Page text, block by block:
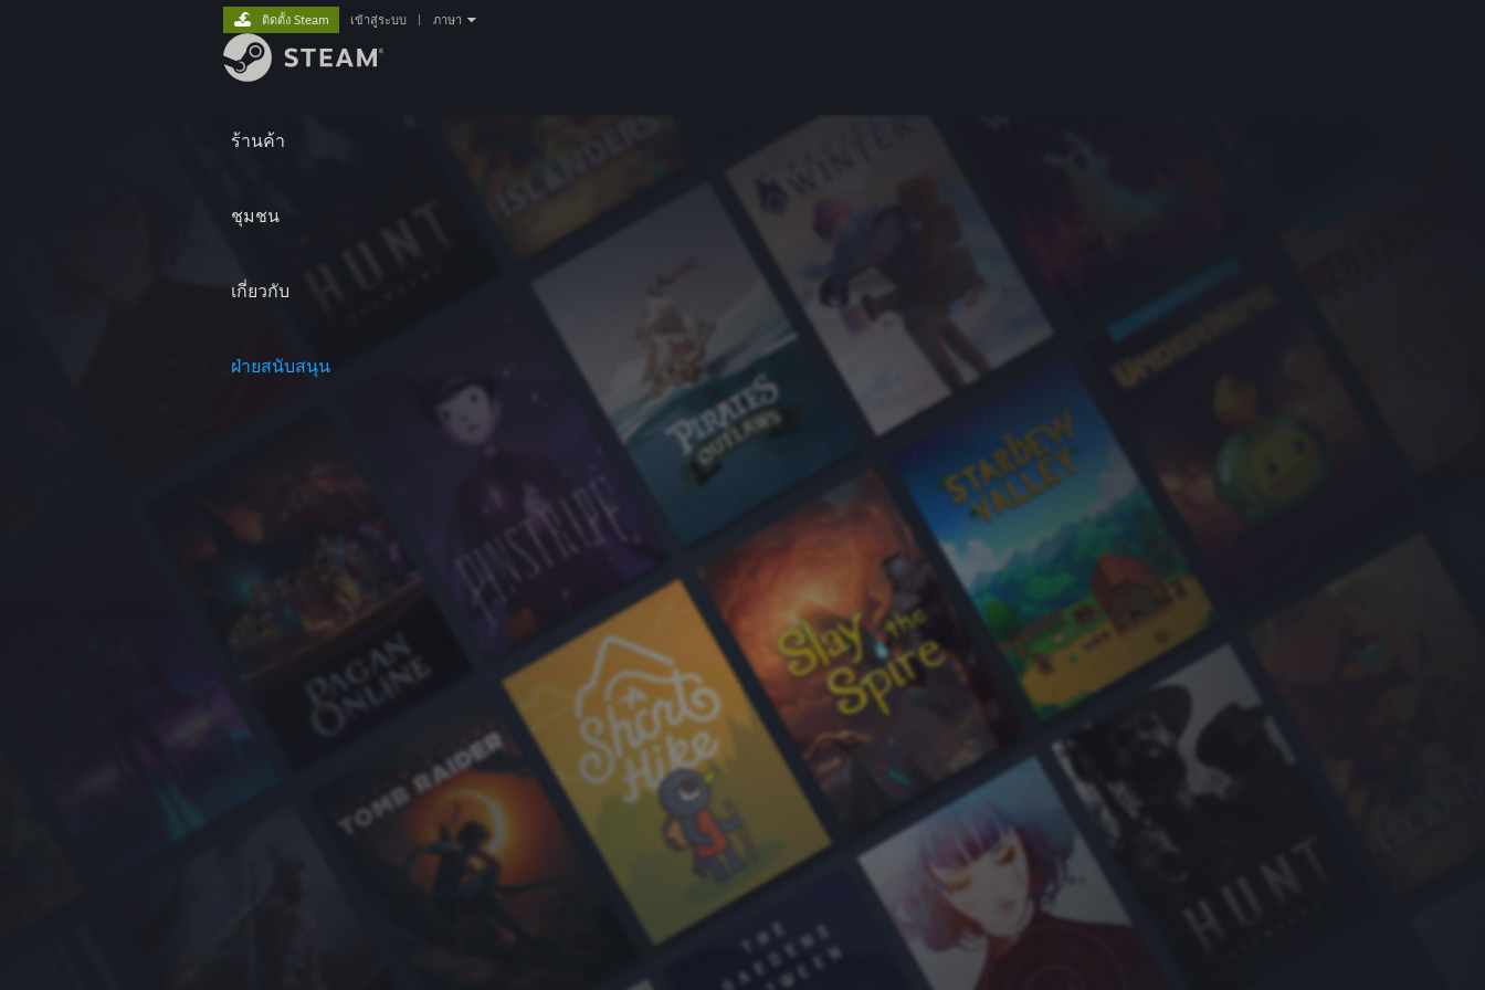
ร้านค้า
ชุมชน
เกี่ยวกับ
ฝ่ายสนับสนุน
ติดตั้ง Steam เข้าสู่ระบบ ภาษา